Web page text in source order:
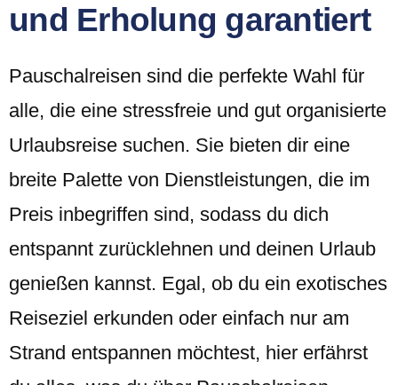
und Erholung garantiert
Pauschalreisen sind die perfekte Wahl für
alle, die eine stressfreie und gut organisierte
Urlaubsreise suchen. Sie bieten dir eine
breite Palette von Dienstleistungen, die im
Preis inbegriffen sind, sodass du dich
entspannt zurücklehnen und deinen Urlaub
genießen kannst. Egal, ob du ein exotisches
Reiseziel erkunden oder einfach nur am
Strand entspannen möchtest, hier erfährst